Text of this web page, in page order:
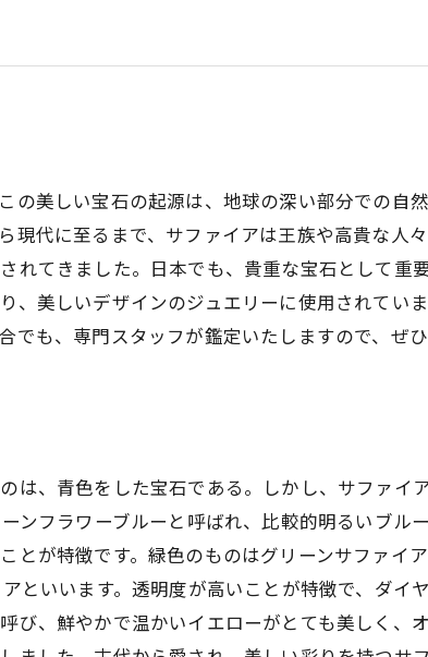
の美しい宝石の起源は、地球の深い部分での自
現代に至るまで、サファイアは王族や高貴な人
れてきました。日本でも、貴重な宝石として重
、美しいデザインのジュエリーに使用されてい
も、専門スタッフが鑑定いたしますので、ぜ
は、青色をした宝石である。しかし、サファイ
ンフラワーブルーと呼ばれ、比較的明るいブル
とが特徴です。緑色のものはグリーンサファイ
といいます。透明度が高いことが特徴で、ダイ
び、鮮やかで温かいイエローがとても美しく、